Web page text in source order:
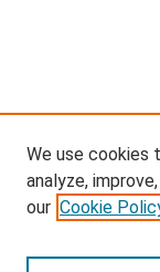
We use cookies
analyze,
our Cookie